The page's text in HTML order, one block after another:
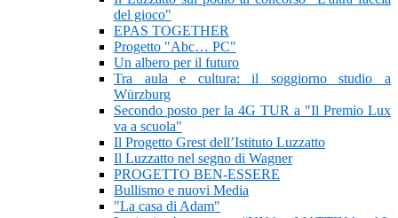
del gioco"
EPAS TOGETHER
Progetto "Abc… PC"
Un albero per il futuro
Tra aula e cultura: il soggiorno studio a
Würzburg
Secondo posto per la 4G TUR a "Il Premio Lux
va a scuola"
Il Progetto Grest dell’Istituto Luzzatto
Il Luzzatto nel segno di Wagner
PROGETTO BEN-ESSERE
Bullismo e nuovi Media
"La casa di Adam"